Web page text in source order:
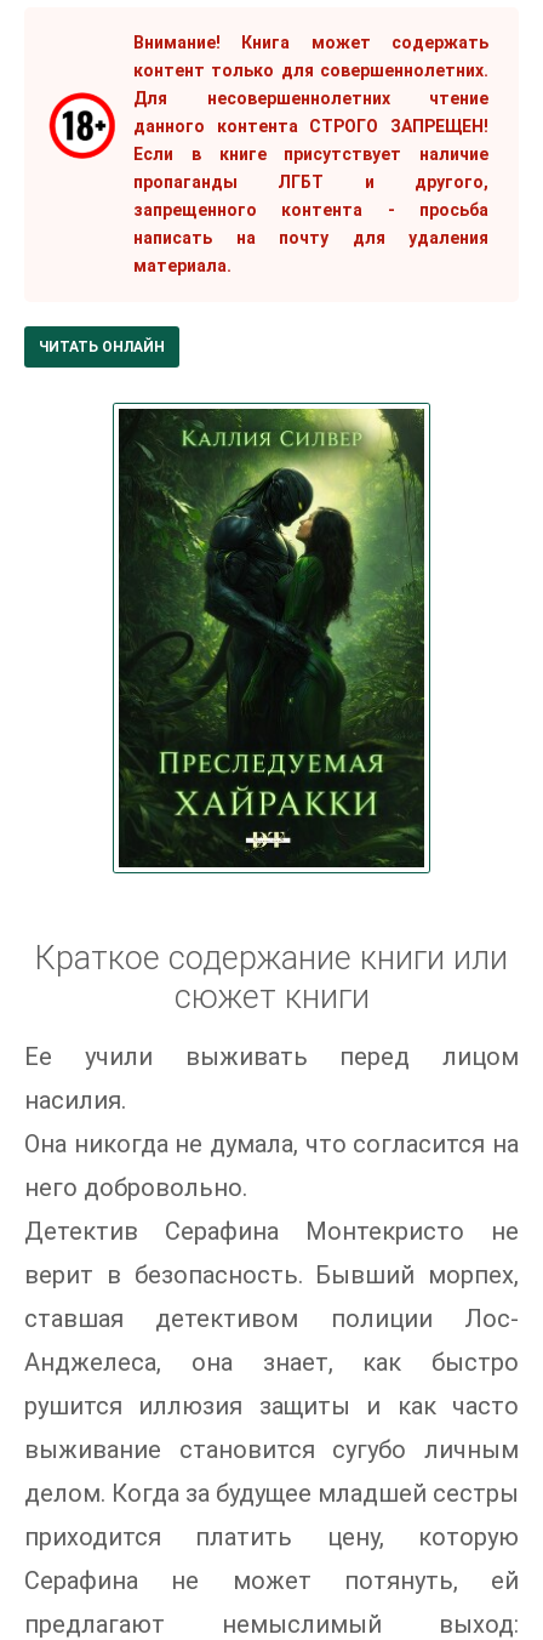
Внимание! Книга может содержать
контент только для совершеннолетних.
Для несовершеннолетних чтение
данного контента СТРОГО ЗАПРЕЩЕН!
Если в книге присутствует наличие
пропаганды ЛГБТ и другого,
запрещенного контента - просьба
написать на почту для удаления
материала.
ЧИТАТЬ ОНЛАЙН
Краткое содержание книги или
сюжет книги
Ее учили выживать перед лицом
насилия.
Она никогда не думала, что согласится на
него добровольно.
Детектив Серафина Монтекристо не
верит в безопасность. Бывший морпех,
ставшая детективом полиции Лос-
Анджелеса, она знает, как быстро
рушится иллюзия защиты и как часто
выживание становится сугубо личным
делом. Когда за будущее младшей сестры
приходится платить цену, которую
Серафина не может потянуть, ей
предлагают немыслимый выход: